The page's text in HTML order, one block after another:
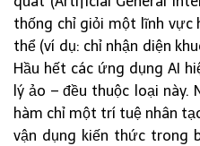
thống chỉ giỏi một lĩnh vực
thể (ví dụ: chỉ nhận diện
Hầu hết các ứng dụng AI
lý ảo – đều thuộc loại này.
hàm chỉ một trí tuệ nhân
vận dụng kiến thức trong